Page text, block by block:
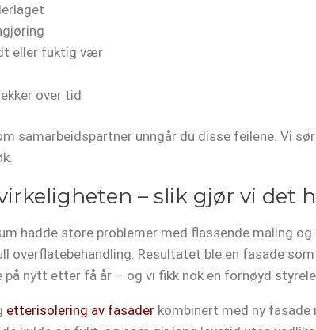
eller fuktig vær
over tid
samarbeidspartner unngår du disse feilene. Vi
– slik gjør vi det
hadde store problemer med flassende maling
overflatebehandling. Resultatet ble en fasade
på nytt etter få år – og vi fikk nok en fornøyd
etterisolering av fasader kombinert med ny